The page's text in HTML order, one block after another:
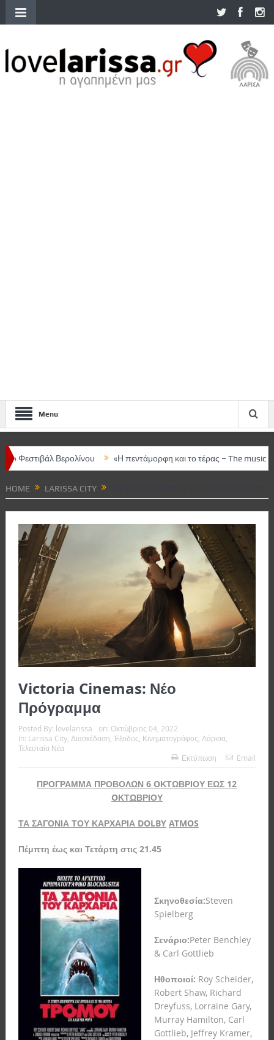
Menu
«Η πεντάμορφη και το τέρας – The musical» στο ΔΩΛ
HOME LARISSA CITY
Victoria Cinemas: Νέο
Πρόγραμμα
Posted By: lovelarissa on: Οκτώβριος 04, 2022
In: Larissa City, Διασκέδαση, Έξοδος, Κινηματογράφος, Λάρισα,
Τελευταία Νέα
Εκτύπωση
Email
ΠΡΟΓΡΑΜΜΑ ΠΡΟΒΟΛΩΝ 6 OΚΤΩΒΡΙΟΥ ΕΩΣ 12
OΚΤΩΒΡΙΟΥ
ΤΑ ΣΑΓΟΝΙΑ ΤΟΥ ΚΑΡΧΑΡΙΑ DOLBY ATMOS
Πέμπτη έως και Τετάρτη στις 21.45
Σκηνοθεσία:Steven
Spielberg
Σενάριο:Peter Benchley
& Carl Gottlieb
Ηθοποιοί: Roy Scheider,
Robert Shaw, Richard
Dreyfuss, Lorraine Gary,
Murray Hamilton, Carl
Gottlieb, Jeffrey Kramer,